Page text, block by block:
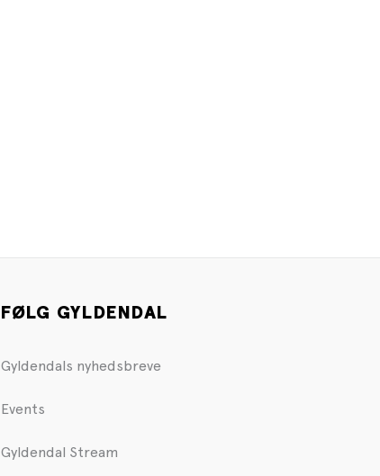
FØLG GYLDENDAL
Gyldendals nyhedsbreve
Events
Gyldendal Stream